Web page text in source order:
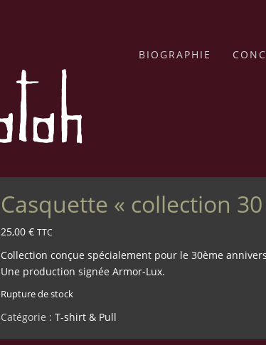
BIOGRAPHIE
Casquette « collection
25,00 € TTC
Collection conçue spécialement pour le 30ème
Une production signée Armor-Lux.
Rupture de stock
Catégorie : T-shirt & Pull